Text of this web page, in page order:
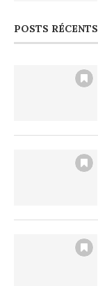
POSTS RÉCENTS